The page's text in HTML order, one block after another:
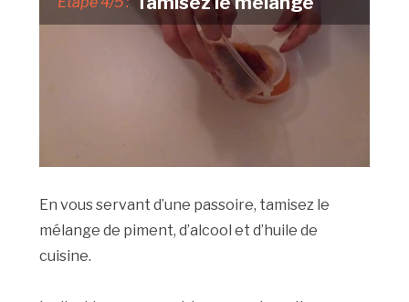
En vous servant d’une passoire, tamisez le
mélange de piment, d’alcool et d’huile de
cuisine.